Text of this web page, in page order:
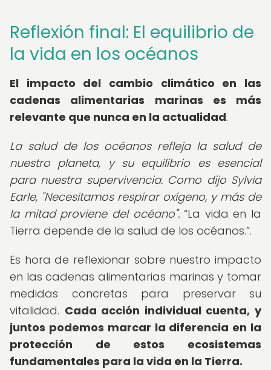
Reflexión final: El equilibrio de
la vida en los océanos
El impacto del cambio climático en las
cadenas alimentarias marinas es más
relevante que nunca en la actualidad.
La salud de los océanos refleja la salud de
nuestro planeta, y su equilibrio es esencial
para nuestra supervivencia. Como dijo Sylvia
Earle, "Necesitamos respirar oxígeno, y más de
la mitad proviene del océano". La vida en la
Tierra depende de la salud de los océanos. .
Es hora de reflexionar sobre nuestro impacto
en las cadenas alimentarias marinas y tomar
medidas concretas para preservar su
vitalidad. Cada acción individual cuenta, y
juntos podemos marcar la diferencia en la
protección de estos ecosistemas
fundamentales para la vida en la Tierra.